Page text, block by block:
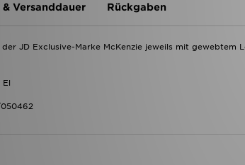
Versanddauer Rückgaben
JD Exclusive-Marke McKenzie jeweils mit gewebtem
El